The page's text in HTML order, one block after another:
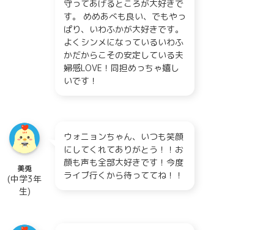
守ってあげるところが大好きで
す。 めめあべも良い、でもやっ
ぱり、いわふかが大好きです。
よくシンメになっているいわふ
かだからこその安定している夫
婦感LOVE！同担めっちゃ嬉し
いです！
美兎
(中学3年
生)
ウォニョンちゃん、いつも笑顔
にしてくれてありがとう！！お
顔も声も全部大好きです！今度
ライブ行くから待っててね！！